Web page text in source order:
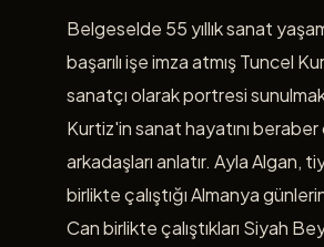
Belgeselde 55 yıllık sanat
başarılı işe imza atmış Tuncel
sanatçı olarak portresi
Kurtiz'in sanat hayatını beraber
arkadaşları anlatır. Ayla Algan,
birlikte çalıştığı Almanya
Can birlikte çalıştıkları Siyah